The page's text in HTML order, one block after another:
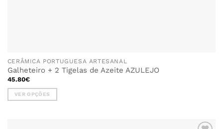
CERÂMICA PORTUGUESA ARTESANAL
Galheteiro + 2 Tigelas de Azeite AZULEJO
45.80€
VER OPÇÕES